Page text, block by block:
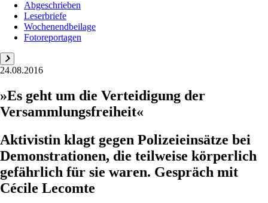
Abgeschrieben
Leserbriefe
Wochenendbeilage
Fotoreportagen
24.08.2016
»Es geht um die Verteidigung der
Versammlungsfreiheit«
Aktivistin klagt gegen Polizeieinsätze bei
Demonstrationen, die teilweise körperlich
gefährlich für sie waren. Gespräch mit
Cécile Lecomte